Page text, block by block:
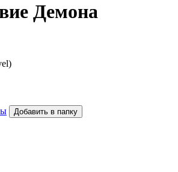
Демона
Добавить в папку